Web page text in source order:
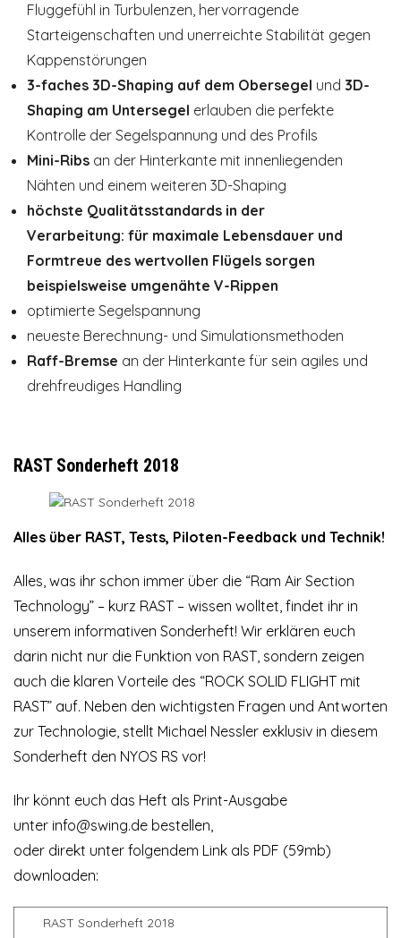
Fluggefühl in Turbulenzen, hervorragende
Starteigenschaften und unerreichte Stabilität gegen
Kappenstörungen
3-faches 3D-Shaping auf dem Obersegel und 3D-
Shaping am Untersegel erlauben die perfekte
Kontrolle der Segelspannung und des Profils
Mini-Ribs an der Hinterkante mit innenliegenden
Nähten und einem weiteren 3D-Shaping
höchste Qualitätsstandards in der
Verarbeitung: für maximale Lebensdauer und
Formtreue des wertvollen Flügels sorgen
beispielsweise umgenähte V-Rippen
optimierte Segelspannung
neueste Berechnung- und Simulationsmethoden
Raff-Bremse an der Hinterkante für sein agiles und
drehfreudiges Handling
RAST Sonderheft 2018
Alles über RAST, Tests, Piloten-Feedback und Technik!
Alles, was ihr schon immer über die “Ram Air Section
Technology” – kurz RAST – wissen wolltet, findet ihr in
unserem informativen Sonderheft! Wir erklären euch
darin nicht nur die Funktion von RAST, sondern zeigen
auch die klaren Vorteile des “ROCK SOLID FLIGHT mit
RAST” auf. Neben den wichtigsten Fragen und Antworten
zur Technologie, stellt Michael Nessler exklusiv in diesem
Sonderheft den NYOS RS vor!
Ihr könnt euch das Heft als Print-Ausgabe
unter info@swing.de bestellen,
oder direkt unter folgendem Link als PDF (59mb)
downloaden:
RAST Sonderheft 2018